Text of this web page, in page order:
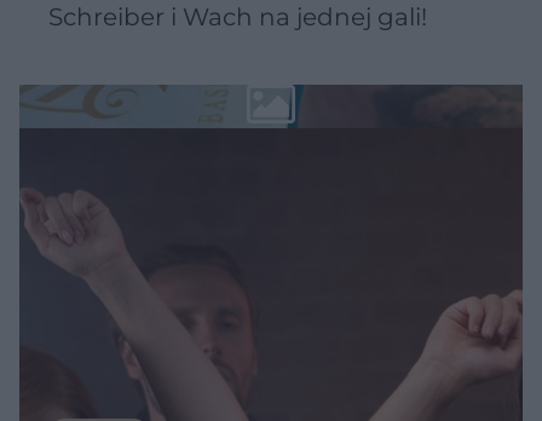
Schreiber i Wach na jednej gali!